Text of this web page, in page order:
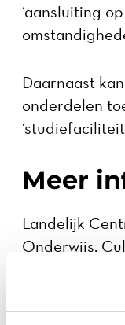
‘aansluiting
Daarnaast
onderdelen
Meer
Landelijk
Onderwijs,